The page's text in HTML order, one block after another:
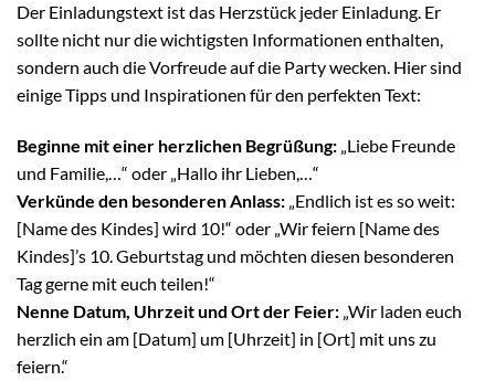
Der Einladungstext ist das Herzstück jeder Einladung. Er
sollte nicht nur die wichtigsten Informationen enthalten,
sondern auch die Vorfreude auf die Party wecken. Hier sind
einige Tipps und Inspirationen für den perfekten Text:
Beginne mit einer herzlichen Begrüßung: „Liebe Freunde
und Familie,…“ oder „Hallo ihr Lieben,…“
Verkünde den besonderen Anlass: „Endlich ist es so weit:
[Name des Kindes] wird 10!“ oder „Wir feiern [Name des
Kindes]’s 10. Geburtstag und möchten diesen besonderen
Tag gerne mit euch teilen!“
Nenne Datum, Uhrzeit und Ort der Feier: „Wir laden euch
herzlich ein am [Datum] um [Uhrzeit] in [Ort] mit uns zu
feiern.“